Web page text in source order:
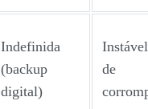
Indefinida
(backup
digital)
de